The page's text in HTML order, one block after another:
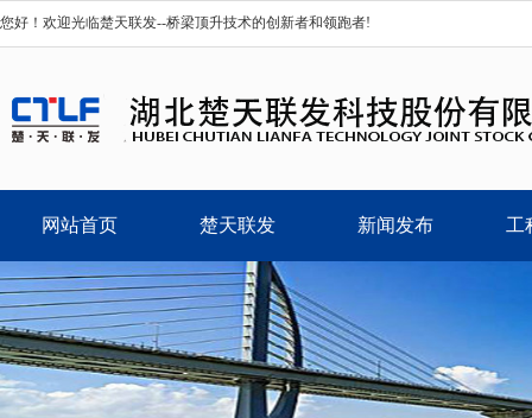
您好！欢迎光临楚天联发--桥梁顶升技术的创新者和领跑者!
网站首页 楚天联发 新闻发布 工